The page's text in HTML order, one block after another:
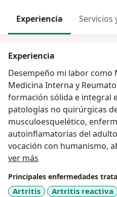
Experiencia Servicios
Experiencia
Desempeño mi labor como
Medicina Interna y
formación sólida e integral
patologías no quirúrgicas
musculoesquelético,
autoinflamatorias del
vocación con humanismo,
problemas clínicos con base
ver más
Principales enfermedades
Artritis Artritis reactiva